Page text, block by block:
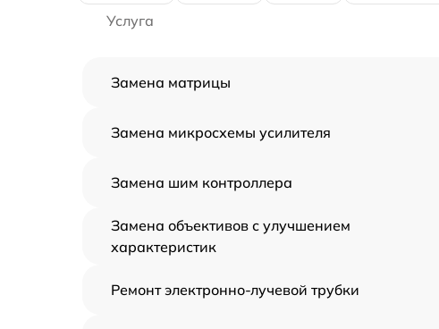
Услуга
Замена матрицы
Замена микросхемы усилителя
Замена шим контроллера
Замена объективов с улучшением
характеристик
Ремонт электронно-лучевой трубки